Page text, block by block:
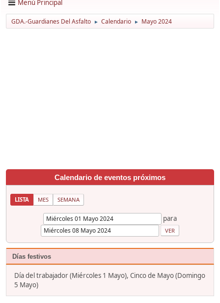
Menú Principal
GDA.-Guardianes Del Asfalto ► Calendario ► Mayo 2024
Calendario de eventos próximos
LISTA MES SEMANA
para
Días festivos
Día del trabajador (Miércoles 1 Mayo), Cinco de Mayo (Domingo
5 Mayo)